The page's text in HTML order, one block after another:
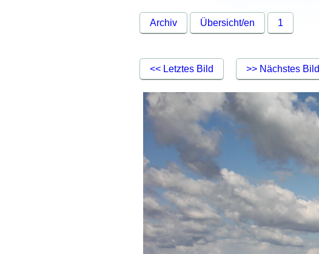
Archiv Übersicht/en 1
<< Letztes Bild >> Nächstes Bild